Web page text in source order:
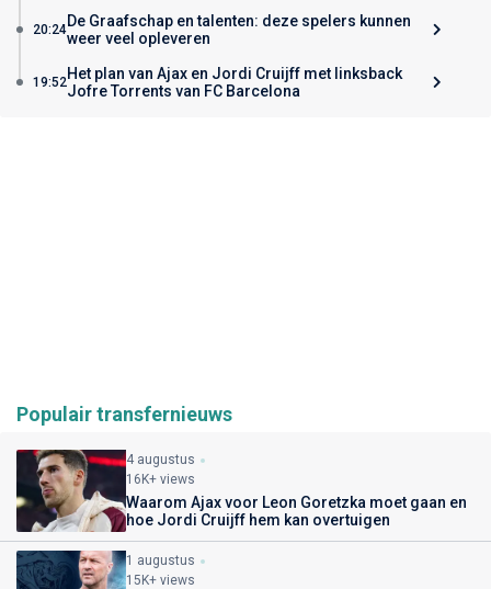
20:24De Graafschap en talenten: deze spelers kunnen
weer veel opleveren
19:52Het plan van Ajax en Jordi Cruijff met linksback
Jofre Torrents van FC Barcelona
Populair transfernieuws
4 augustus
16K+ views
Waarom Ajax voor Leon Goretzka moet gaan en
hoe Jordi Cruijff hem kan overtuigen
1 augustus
15K+ views